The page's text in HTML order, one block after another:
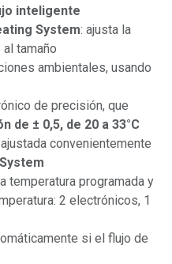
inteligente
System: ajusta la
tamaño
ambientales, usando
de precisión, que
de ± 0,5, de 20 a 33°C
convenientemente
temperatura programada y
2 electrónicos, 1
si el flujo de